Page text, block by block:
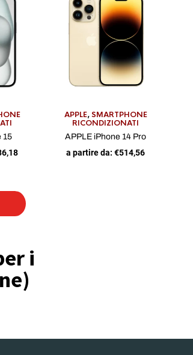
15
APPLE,SMARTPHONE
RICONDIZIONATI
APPLE iPhone 14 Pro
a partire da:€514,56
i